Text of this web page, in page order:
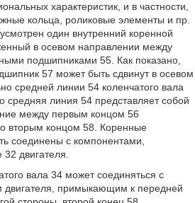
характеристик, и в частности,
кольца, роликовые элементы и пр.
один внутренний коренной
в осевом направлении между
подшипниками 55. Как показано,
57 может быть сдвинут в осевом
средней линии 54 коленчатого вала
средняя линия 54 представляет собой
между первым концом 56
вторым концом 58. Коренные
соединены с компонентами,
двигателя.
вала 34 может соединяться с
двигателя, примыкающим к передней